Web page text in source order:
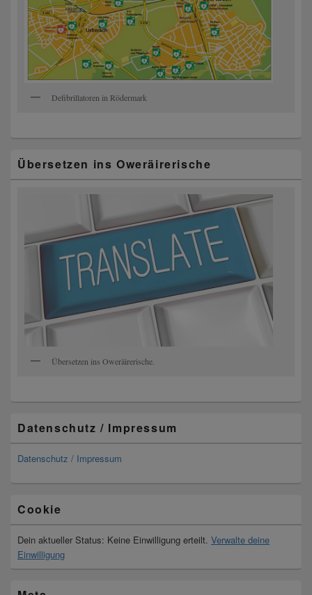
Defibrillatoren in Rödermark
Übersetzen ins Oweräirerische
Übersetzen ins Oweräirerische.
Datenschutz / Impressum
Datenschutz / Impressum
Cookie
Dein aktueller Status: Keine Einwilligung erteilt. Verwalte deine
Einwilligung